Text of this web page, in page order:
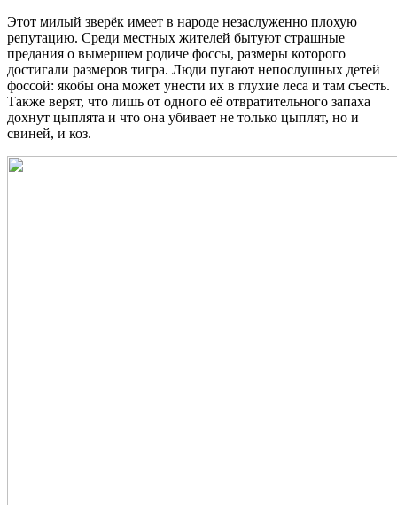
Этот милый зверёк имеет в народе незаслуженно плохую
репутацию. Среди местных жителей бытуют страшные
предания о вымершем родиче фоссы, размеры которого
достигали размеров тигра. Люди пугают непослушных детей
фоссой: якобы она может унести их в глухие леса и там съесть.
Также верят, что лишь от одного её отвратительного запаха
дохнут цыплята и что она убивает не только цыплят, но и
свиней, и коз.